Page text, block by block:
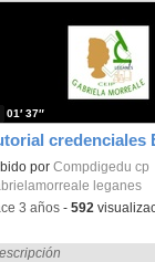
educativo.
por Compdigedu cp
leganes
01′ 37″
3 años- 592
«EducaMadrid»